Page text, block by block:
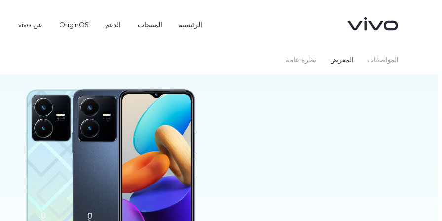
الرئيسية المنتجات الدعم OriginOS عن vivo
نظرة عامة المعرض المواصفات